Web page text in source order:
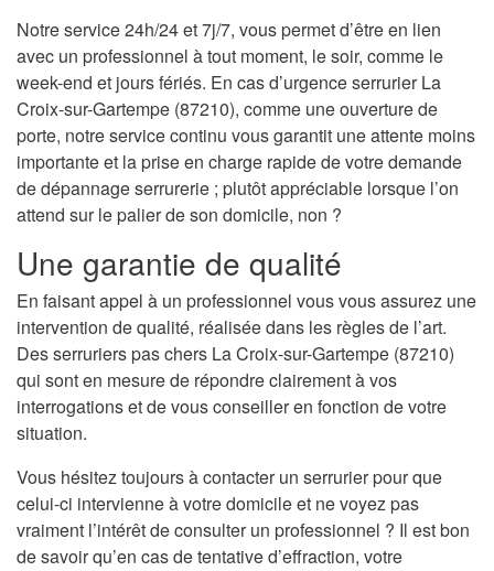
Notre service 24h/24 et 7j/7, vous permet d’être en lien
avec un professionnel à tout moment, le soir, comme le
week-end et jours fériés. En cas d’urgence serrurier La
Croix-sur-Gartempe (87210), comme une ouverture de
porte, notre service continu vous garantit une attente moins
importante et la prise en charge rapide de votre demande
de dépannage serrurerie ; plutôt appréciable lorsque l’on
attend sur le palier de son domicile, non ?
Une garantie de qualité
En faisant appel à un professionnel vous vous assurez une
intervention de qualité, réalisée dans les règles de l’art.
Des serruriers pas chers La Croix-sur-Gartempe (87210)
qui sont en mesure de répondre clairement à vos
interrogations et de vous conseiller en fonction de votre
situation.
Vous hésitez toujours à contacter un serrurier pour que
celui-ci intervienne à votre domicile et ne voyez pas
vraiment l’intérêt de consulter un professionnel ? Il est bon
de savoir qu’en cas de tentative d’effraction, votre